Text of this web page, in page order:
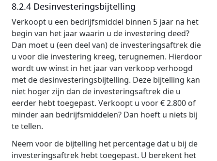
8.2.4 Desinvesteringsbijtelling
Verkoopt u een bedrijfsmiddel binnen 5 jaar na het
begin van het jaar waarin u de investering deed?
Dan moet u (een deel van) de investeringsaftrek die
u voor die investering kreeg, terugnemen. Hierdoor
wordt uw winst in het jaar van verkoop verhoogd
met de desinvesteringsbijtelling. Deze bijtelling kan
niet hoger zijn dan de investeringsaftrek die u
eerder hebt toegepast. Verkoopt u voor € 2.800 of
minder aan bedrijfsmiddelen? Dan hoeft u niets bij
te tellen.
Neem voor de bijtelling het percentage dat u bij de
investeringsaftrek hebt toegepast. U berekent het